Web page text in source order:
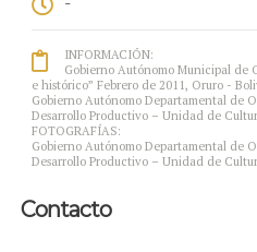
INFORMACIÓN:
Gobierno Autónomo Municipal de
e histórico” Febrero de 2011, Oruro -
Gobierno Autónomo Departamental de
Desarrollo Productivo – Unidad de
FOTOGRAFÍAS:
Gobierno Autónomo Departamental de
Desarrollo Productivo – Unidad de
Contacto